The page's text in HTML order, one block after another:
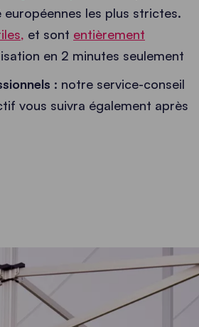
les plus strictes.
et sont entièrement
en 2 minutes seulement
: notre service-conseil
vous suivra également après